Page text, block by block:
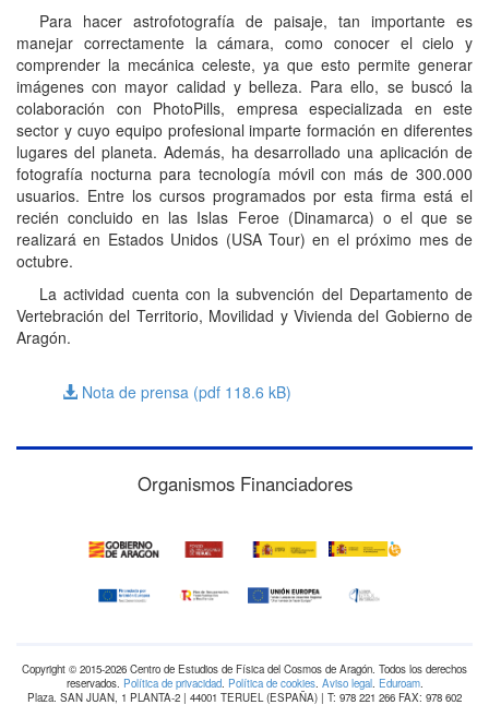
Para hacer astrofotografía de paisaje, tan importante es
manejar correctamente la cámara, como conocer el cielo y
comprender la mecánica celeste, ya que esto permite generar
imágenes con mayor calidad y belleza. Para ello, se buscó la
colaboración con PhotoPills, empresa especializada en este
sector y cuyo equipo profesional imparte formación en diferentes
lugares del planeta. Además, ha desarrollado una aplicación de
fotografía nocturna para tecnología móvil con más de 300.000
usuarios. Entre los cursos programados por esta firma está el
recién concluido en las Islas Feroe (Dinamarca) o el que se
realizará en Estados Unidos (USA Tour) en el próximo mes de
octubre.
La actividad cuenta con la subvención del Departamento de
Vertebración del Territorio, Movilidad y Vivienda del Gobierno de
Aragón.
Nota de prensa (pdf 118.6 kB)
Organismos Financiadores
Copyright © 2015-2026 Centro de Estudios de Física del Cosmos de Aragón. Todos los derechos
reservados. Política de privacidad. Política de cookies. Aviso legal. Eduroam.
Plaza. SAN JUAN, 1 PLANTA-2 | 44001 TERUEL (ESPAÑA) | T: 978 221 266 FAX: 978 602